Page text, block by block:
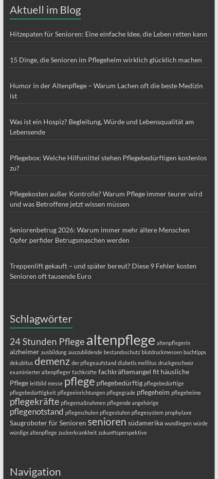
Aktuell im Blog
Hitzepaten für Senioren: Eine einfache Idee, die Leben retten kann
15 Dinge, die Senioren im Pflegeheim wirklich glücklich machen
Humor in der Altenpflege – Warum Lachen oft die beste Medizin
ist
Was ist ein Hospiz? Begleitung, Würde und Lebensqualität am
Lebensende
Pflegebox: Welche Hilfsmittel stehen Pflegebedürftigen kostenlos
zu?
Pflegekosten außer Kontrolle? Warum Pflege immer teurer wird
und was Betroffene jetzt wissen müssen
Seniorenbetrug 2026: Warum immer mehr ältere Menschen
Opfer perfider Betrugsmaschen werden
Treppenlift gekauft – und später bereut? Diese 9 Fehler kosten
Senioren oft tausende Euro
Schlagwörter
24 Stunden Pflegealtenpflege altenpflegerin
alzheimer ausbildung auszubildende bestandsschutz blutdruckmessen buchtipps
dekubitus demenz der pflegeaufstand diabetis mellitus druckgeschwür
examinierter altenpfleger fachkräfte fachkräftemangel fit häusliche
Pflege leitbild messe pflege pflegebedürftig pflegebedürftige
pflegebedürftigkeit pflegeeinrichtungen pflegegrade pflegeheim pflegeheime
pflegekräfte pflegemaßnahmen pflegende angehörige
pflegenotstand pflegeschulen pflegestufen pflegesystem prophylaxe
Saugroboter für Senioren senioren südamerika wundliegen würde
würdige altenpflege zuckerkrankheit zukunftsperspektive
Navigation